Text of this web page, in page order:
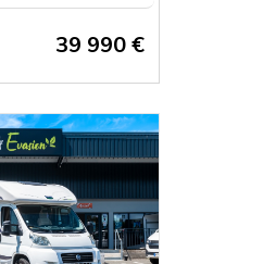
39 990 €